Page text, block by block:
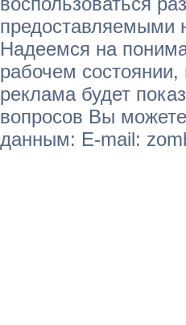
предоставляемыми
Надеемся на
рабочем
реклама будет
вопросов Вы
данным: E-mail: